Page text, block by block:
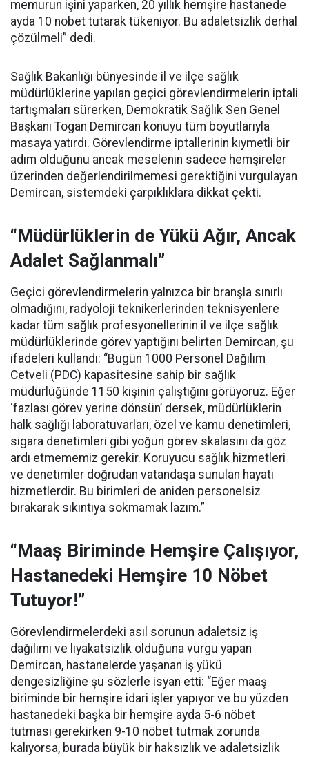
memurun işini yaparken, 20 yıllık hemşire hastanede
ayda 10 nöbet tutarak tükeniyor. Bu adaletsizlik derhal
çözülmeli” dedi.
Sağlık Bakanlığı bünyesinde il ve ilçe sağlık
müdürlüklerine yapılan geçici görevlendirmelerin iptali
tartışmaları sürerken, Demokratik Sağlık Sen Genel
Başkanı Togan Demircan konuyu tüm boyutlarıyla
masaya yatırdı. Görevlendirme iptallerinin kıymetli bir
adım olduğunu ancak meselenin sadece hemşireler
üzerinden değerlendirilmemesi gerektiğini vurgulayan
Demircan, sistemdeki çarpıklıklara dikkat çekti.
“Müdürlüklerin de Yükü Ağır, Ancak
Adalet Sağlanmalı”
Geçici görevlendirmelerin yalnızca bir branşla sınırlı
olmadığını, radyoloji teknikerlerinden teknisyenlere
kadar tüm sağlık profesyonellerinin il ve ilçe sağlık
müdürlüklerinde görev yaptığını belirten Demircan, şu
ifadeleri kullandı: “Bugün 1000 Personel Dağılım
Cetveli (PDC) kapasitesine sahip bir sağlık
müdürlüğünde 1150 kişinin çalıştığını görüyoruz. Eğer
‘fazlası görev yerine dönsün’ dersek, müdürlüklerin
halk sağlığı laboratuvarları, özel ve kamu denetimleri,
sigara denetimleri gibi yoğun görev skalasını da göz
ardı etmememiz gerekir. Koruyucu sağlık hizmetleri
ve denetimler doğrudan vatandaşa sunulan hayati
hizmetlerdir. Bu birimleri de aniden personelsiz
bırakarak sıkıntıya sokmamak lazım.”
“Maaş Biriminde Hemşire Çalışıyor,
Hastanedeki Hemşire 10 Nöbet
Tutuyor!”
Görevlendirmelerdeki asıl sorunun adaletsiz iş
dağılımı ve liyakatsizlik olduğuna vurgu yapan
Demircan, hastanelerde yaşanan iş yükü
dengesizliğine şu sözlerle isyan etti: “Eğer maaş
biriminde bir hemşire idari işler yapıyor ve bu yüzden
hastanedeki başka bir hemşire ayda 5-6 nöbet
tutması gerekirken 9-10 nöbet tutmak zorunda
kalıyorsa, burada büyük bir haksızlık ve adaletsizlik